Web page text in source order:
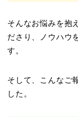
そんなお悩みを抱
ださり、ノウハウ
す。
そして、こんなご
した。